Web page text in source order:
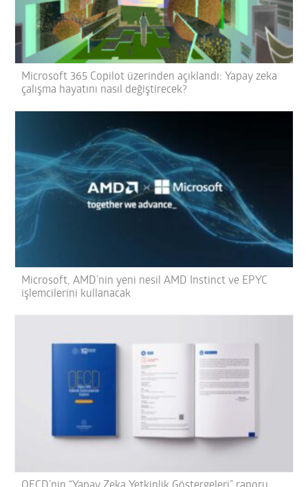
Microsoft 365 Copilot üzerinden açıklandı: Yapay zeka
çalışma hayatını nasıl değiştirecek?
Microsoft, AMD’nin yeni nesil AMD Instinct ve EPYC
işlemcilerini kullanacak